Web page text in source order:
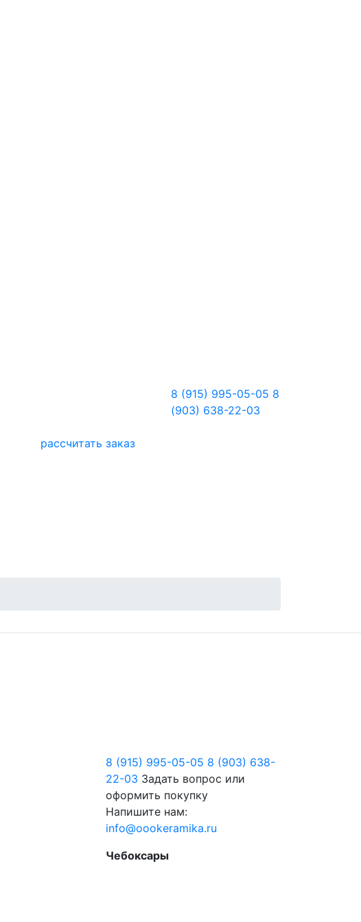
рассчитать заказ
8 (915) 995-05-05 8
(903) 638-22-03
8 (915) 995-05-05 8 (903) 638-
22-03 Задать вопрос или
оформить покупку
Напишите нам:
info@oookeramika.ru
Чебоксары